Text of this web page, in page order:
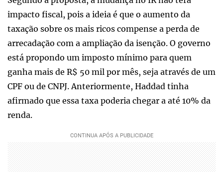
impacto fiscal, pois a ideia é que o aumento da
taxação sobre os mais ricos compense a perda de
arrecadação com a ampliação da isenção. O governo
está propondo um imposto mínimo para quem
ganha mais de R$ 50 mil por mês, seja através de um
CPF ou de CNPJ. Anteriormente, Haddad tinha
afirmado que essa taxa poderia chegar a até 10% da
renda.